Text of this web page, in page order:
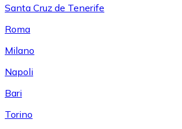
Santa Cruz de Tenerife
Roma
Milano
Napoli
Bari
Torino